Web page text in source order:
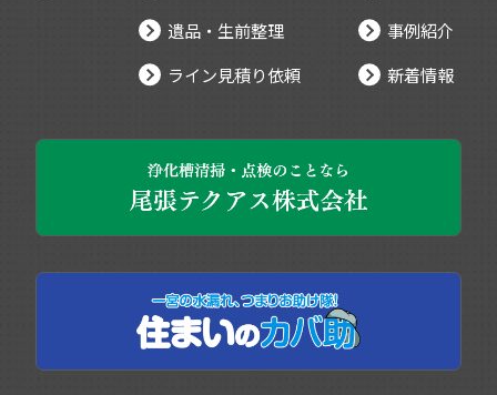
遺品・生前整理
ライン見積り依頼
事例紹介
新着情報